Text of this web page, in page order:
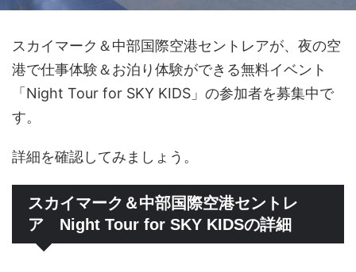
スカイマーク＆中部国際空港セントレアが、夜の空
港で仕事体験＆お泊り体験ができる無料イベント
「Night Tour for SKY KIDS」の参加者を募集中で
す。
詳細を確認してみましょう。
スカイマーク＆中部国際空港セントレ
ア Night Tour for SKY KIDSの詳細